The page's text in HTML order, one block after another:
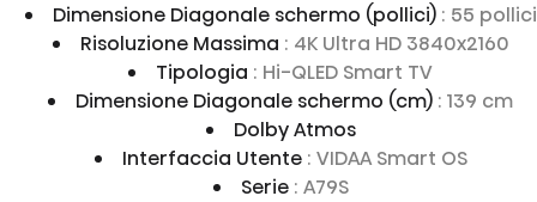
Dimensione Diagonale schermo (pollici) : 55 pollici
Risoluzione Massima : 4K Ultra HD 3840x2160
Tipologia : Hi-QLED Smart TV
Dimensione Diagonale schermo (cm) : 139 cm
Dolby Atmos
Interfaccia Utente : VIDAA Smart OS
Serie : A79S